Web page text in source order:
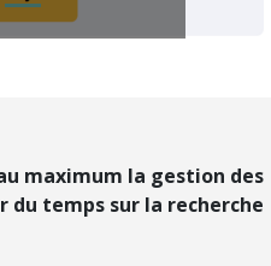
maximum la gestion des
du temps sur la recherche